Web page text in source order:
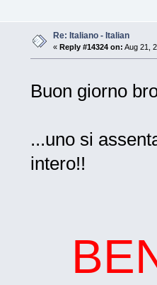
Re: Italiano - Italian
« Reply #14324 on: Aug 21,
Buon giorno
...uno si
intero!!